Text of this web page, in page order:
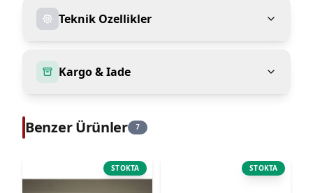
Teknik Ozellikler
Kargo & Iade
Benzer Ürünler 7
STOKTA STOKTA